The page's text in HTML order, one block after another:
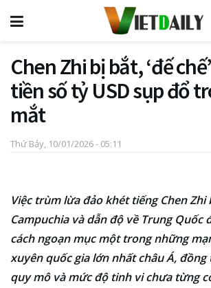
Chen Zhi bị bắt, ‘đế
tiền số tỷ USD sụp đổ
mắt
Thứ Bảy, 10/01/2026 - 05:11
Việc trùm lừa đảo khét tiếng Chen Zhi
Campuchia và dẫn độ về Trung Quốc
cách ngoạn mục một trong những
xuyên quốc gia lớn nhất châu Á,
quy mô và mức độ tinh vi chưa từng